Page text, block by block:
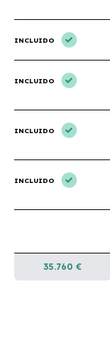
INCLUIDO
INCLUIDO
INCLUIDO
INCLUIDO
35.760 €